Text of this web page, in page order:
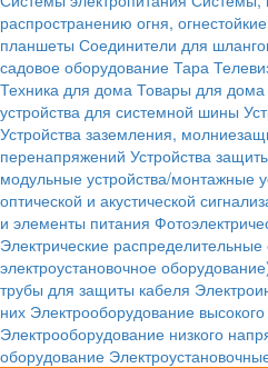
распространению огня,
планшеты Соединители для
садовое оборудование Тара
Техника для дома Товары для дома
устройства для системной шины
Устройства заземления,
перенапряжений Устройства
модульные устройства/монтажные
оптической и акустической
и элементы питания
Электрические
электроустановочное
трубы для защиты кабеля
них Электрооборудование
Электрооборудование низкого
оборудование